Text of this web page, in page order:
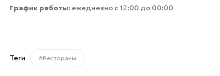
График работы: ежедневно с 12:00 до 00:00
Теги #Рестораны